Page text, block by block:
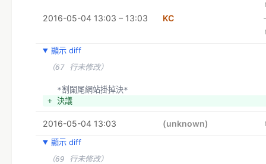
2016-05-04 13:03 – 13:03 KC
顯示 diff
（67 行未修改）
  *割闌尾網站掛掉決*
+ 決議
2016-05-04 13:03 (unknown)
顯示 diff
（69 行未修改）